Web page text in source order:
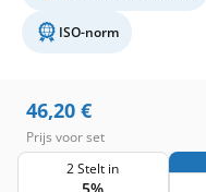
ISO-norm
46,20 €
Prijs voor set
2 Stelt in